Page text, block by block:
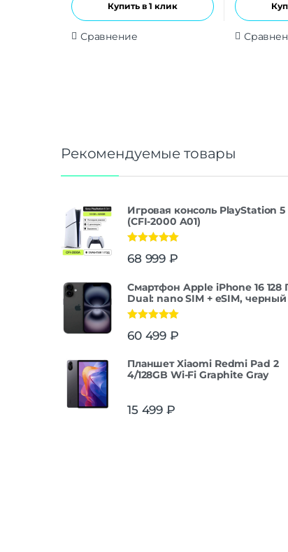
Купить в 1 клик
Сравнение
Рекомендуемые товары
Игровая консоль PlayStation 5
(CFI-2000 A01)
из 5
68 999 ₽
Смартфон Apple iPhone 16 128
Dual: nano SIM + eSIM, черный
из 5
60 499 ₽
Планшет Xiaomi Redmi Pad 2
4/128GB Wi-Fi Graphite Gray
15 499 ₽